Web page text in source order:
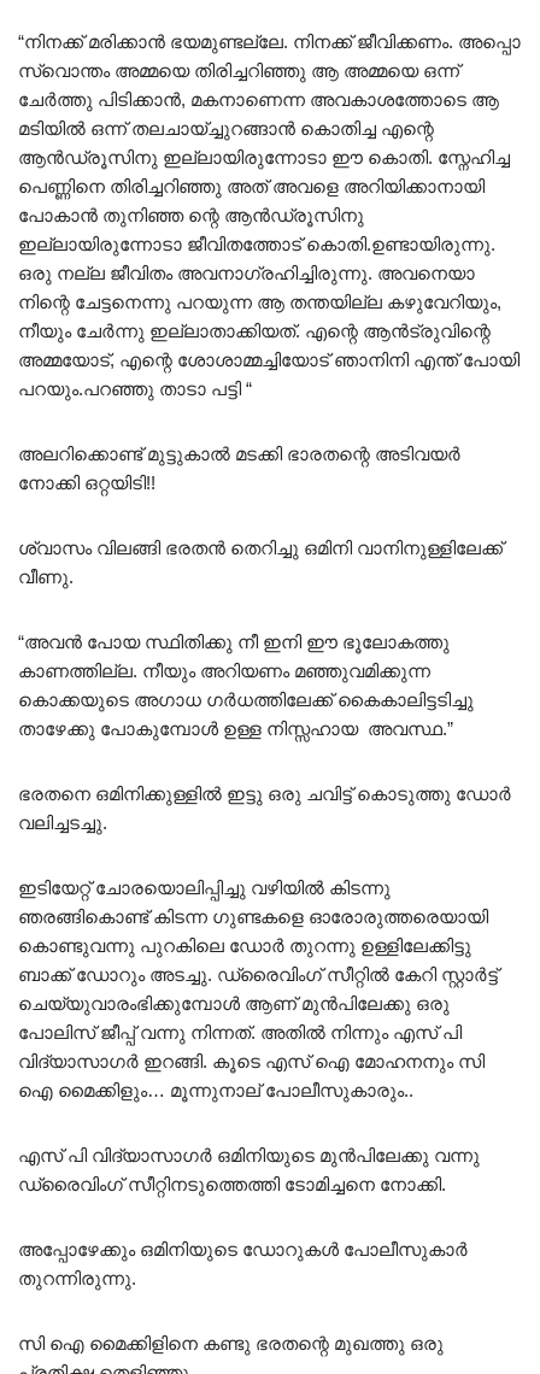
“നിനക്ക് മരിക്കാൻ ഭയമുണ്ടല്ലേ. നിനക്ക് ജീവിക്കണം. അപ്പൊ
സ്വൊന്തം അമ്മയെ തിരിച്ചറിഞ്ഞു ആ അമ്മയെ ഒന്ന്
ചേർത്തു പിടിക്കാൻ, മകനാണെന്ന അവകാശത്തോടെ ആ
മടിയിൽ ഒന്ന് തലചായ്ച്ചുറങ്ങാൻ കൊതിച്ച എന്റെ
ആൻഡ്രൂസിനു ഇല്ലായിരുന്നോടാ ഈ കൊതി. സ്നേഹിച്ച
പെണ്ണിനെ തിരിച്ചറിഞ്ഞു അത് അവളെ അറിയിക്കാനായി
പോകാൻ തുനിഞ്ഞ ന്റെ ആൻഡ്രൂസിനു
ഇല്ലായിരുന്നോടാ ജീവിതത്തോട് കൊതി.ഉണ്ടായിരുന്നു.
ഒരു നല്ല ജീവിതം അവനാഗ്രഹിച്ചിരുന്നു. അവനെയാ
നിന്റെ ചേട്ടനെന്നു പറയുന്ന ആ തന്തയില്ല കഴുവേറിയും,
നീയും ചേർന്നു ഇല്ലാതാക്കിയത്. എന്റെ ആൻട്രുവിന്റെ
അമ്മയോട്, എന്റെ ശോശാമ്മച്ചിയോട് ഞാനിനി എന്ത് പോയി
പറയും.പറഞ്ഞു താടാ പട്ടി “
അലറിക്കൊണ്ട് മുട്ടുകാൽ മടക്കി ഭാരതന്റെ അടിവയർ
നോക്കി ഒറ്റയിടി!!
ശ്വാസം വിലങ്ങി ഭരതൻ തെറിച്ചു ഒമിനി വാനിനുള്ളിലേക്ക്
വീണു.
“അവൻ പോയ സ്ഥിതിക്കു നീ ഇനി ഈ ഭൂലോകത്തു
കാണത്തില്ല. നീയും അറിയണം മഞ്ഞുവമിക്കുന്ന
കൊക്കയുടെ അഗാധ ഗർധത്തിലേക്ക് കൈകാലിട്ടടിച്ചു
താഴേക്കു പോകുമ്പോൾ ഉള്ള നിസ്സഹായ അവസ്ഥ.”
ഭരതനെ ഒമിനിക്കുള്ളിൽ ഇട്ടു ഒരു ചവിട്ട് കൊടുത്തു ഡോർ
വലിച്ചടച്ചു.
ഇടിയേറ്റ് ചോരയൊലിപ്പിച്ചു വഴിയിൽ കിടന്നു
ഞരങ്ങികൊണ്ട് കിടന്ന ഗുണ്ടകളെ ഓരോരുത്തരെയായി
കൊണ്ടുവന്നു പുറകിലെ ഡോർ തുറന്നു ഉള്ളിലേക്കിട്ടു
ബാക്ക് ഡോറും അടച്ചു. ഡ്രൈവിംഗ് സീറ്റിൽ കേറി സ്റ്റാർട്ട്‌
ചെയ്യുവാരംഭിക്കുമ്പോൾ ആണ് മുൻപിലേക്കു ഒരു
പോലിസ് ജീപ്പ് വന്നു നിന്നത്. അതിൽ നിന്നും എസ് പി
വിദ്യാസാഗർ ഇറങ്ങി. കൂടെ എസ് ഐ മോഹനനും സി
ഐ മൈക്കിളും… മൂന്നുനാല് പോലീസുകാരും..
എസ് പി വിദ്യാസാഗർ ഒമിനിയുടെ മുൻപിലേക്കു വന്നു
ഡ്രൈവിംഗ് സീറ്റിനടുത്തെത്തി ടോമിച്ചനെ നോക്കി.
അപ്പോഴേക്കും ഒമിനിയുടെ ഡോറുകൾ പോലീസുകാർ
തുറന്നിരുന്നു.
സി ഐ മൈക്കിളിനെ കണ്ടു ഭരതന്റെ മുഖത്തു ഒരു